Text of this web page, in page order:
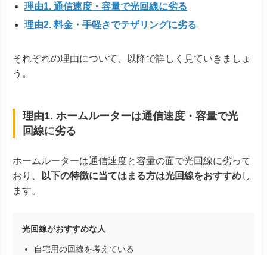
理由1. 通信速度・容量で光回線に劣る
理由2. 料金・手軽さでテザリングに劣る
それぞれの理由について、以降で詳しく見ていきましょ
う。
理由1. ホームルーターは通信速度・容量で光
回線に劣る
ホームルーターは通信速度と容量の面で光回線に劣って
おり、
以下の特徴に当てはまる方は光回線をおすすめし
ます。
光回線がおすすめな人
自宅用の回線を考えている